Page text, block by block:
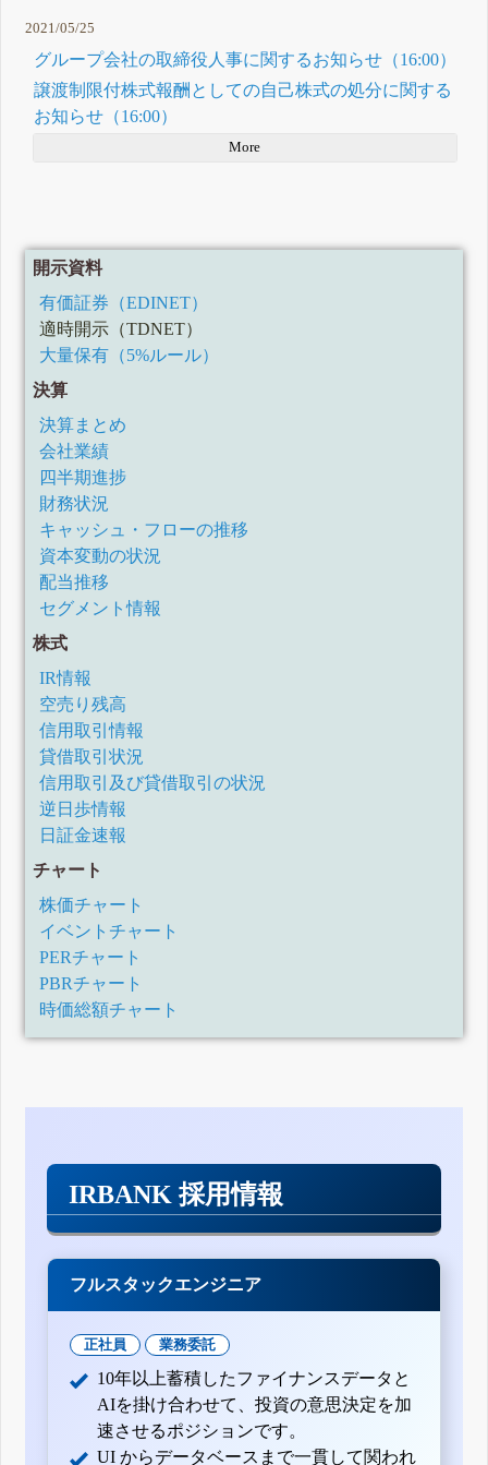
2021/05/25
グループ会社の取締役人事に関するお知らせ（16:00）
譲渡制限付株式報酬としての自己株式の処分に関する
お知らせ（16:00）
More
開示資料
有価証券（EDINET）
適時開示（TDNET）
大量保有（5%ルール）
決算
決算まとめ
会社業績
四半期進捗
財務状況
キャッシュ・フローの推移
資本変動の状況
配当推移
セグメント情報
株式
IR情報
空売り残高
信用取引情報
貸借取引状況
信用取引及び貸借取引の状況
逆日歩情報
日証金速報
チャート
株価チャート
イベントチャート
PERチャート
PBRチャート
時価総額チャート
IRBANK 採用情報
フルスタックエンジニア
正社員 業務委託
10年以上蓄積したファイナンスデータと
AIを掛け合わせて、投資の意思決定を加
速させるポジションです。
UI からデータベースまで一貫して関われ